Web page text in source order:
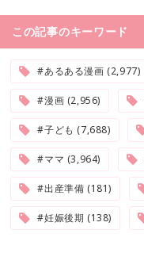
この記事のキーワード
#あるある漫画 (2,977)
#漫画 (2,956)
#子ども (7,688)
#ママ (3,964)
#出産準備 (181)
#妊娠後期 (138)